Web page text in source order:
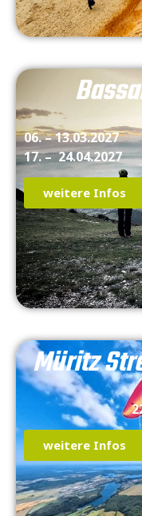
06. – 13.03.2027
17. – 24.04.2027
weitere Infos
Müritz
weitere Infos